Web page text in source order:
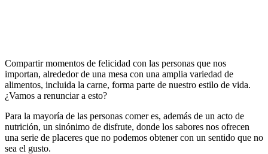
Compartir momentos de felicidad con las personas que nos
importan, alrededor de una mesa con una amplia variedad de
alimentos, incluida la carne, forma parte de nuestro estilo de vida.
¿Vamos a renunciar a esto?
Para la mayoría de las personas comer es, además de un acto de
nutrición, un sinónimo de disfrute, donde los sabores nos ofrecen
una serie de placeres que no podemos obtener con un sentido que no
sea el gusto.